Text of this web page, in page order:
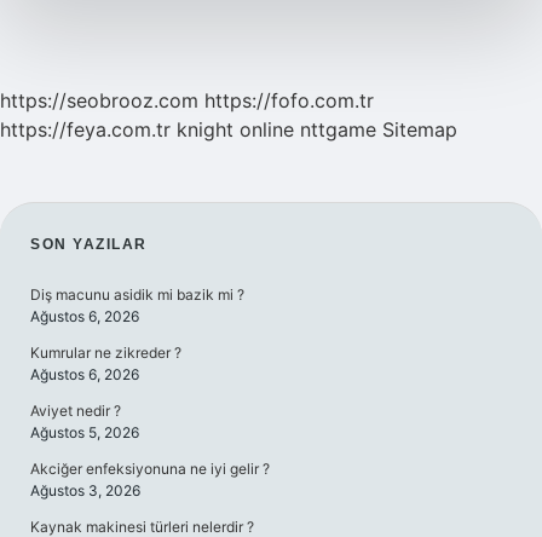
https://seobrooz.com https://fofo.com.tr
https://feya.com.tr knight online nttgame Sitemap
SIDEBAR
SON YAZILAR
Diş macunu asidik mi bazik mi ?
Ağustos 6, 2026
Kumrular ne zikreder ?
Ağustos 6, 2026
Aviyet nedir ?
Ağustos 5, 2026
Akciğer enfeksiyonuna ne iyi gelir ?
Ağustos 3, 2026
Kaynak makinesi türleri nelerdir ?